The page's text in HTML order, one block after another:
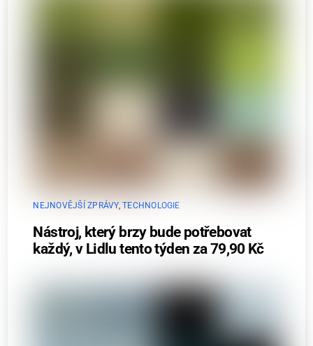
NEJNOVĚJŠÍ ZPRÁVY,TECHNOLOGIE
Nástroj, který brzy bude potřebovat
každý, v Lidlu tento týden za 79,90 Kč